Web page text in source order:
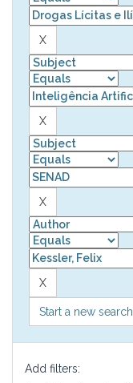
Start a new search
Add filters: